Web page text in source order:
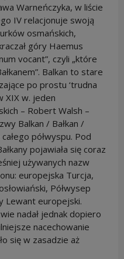
Warneńczyka, w liście
IV relacjonuje swoją
osmańskich,
góry Haemus
vocant”, czyli „które
Balkan to stare
po prostu ‘trudna
XIX w. jeden
– Robert Walsh –
Balkan / Bałkan /
półwyspu. Pod
pojawiała się coraz
używanych nazw
europejska Turcja,
Półwysep
Lewant europejski.
nadał jednak dopiero
nacechowanie
się w zasadzie aż